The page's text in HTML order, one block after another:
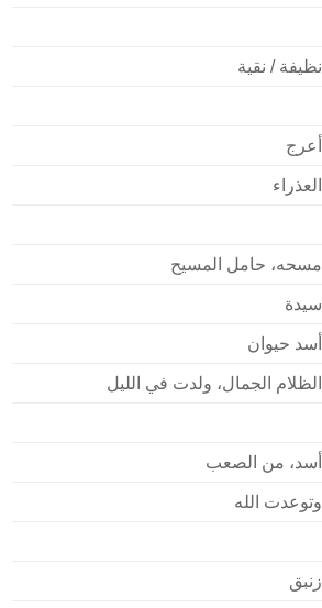
نظيفة / نقية
أعرج
العذراء
مسحه، حامل المسيح
سيدة
أسد حيوان
الظلام الجمال، ولدت في الليل
أسد، من الصعب
وتوعدت الله
زنبق